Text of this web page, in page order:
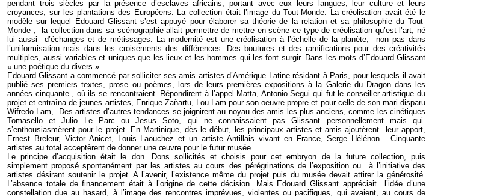
pendant trois siècles par la présence d’esclaves africains, portant avec eux leurs langues, leur culture et leurs
croyances, sur les plantations des Européens. La collection était l’image du Tout-Monde. La créolisation avait été le
modèle sur lequel Edouard Glissant s’est appuyé pour élaborer sa théorie de la relation et sa philosophie du Tout-
Monde ; la collection dans sa scénographie allait permettre de mettre en scène ce type de créolisation qu’est l’art, né
lui aussi d’échanges et de métissages. La modernité est une créolisation à l’échelle de la planète, non pas dans
l’uniformisation mais dans les croisements des différences. Des boutures et des ramifications pour des créativités
multiples, aussi variables et uniques que les lieux et les hommes qui les font surgir. Dans les mots d’Edouard Glissant
« une poétique du divers ».
Edouard Glissant a commencé par solliciter ses amis artistes d’Amérique Latine résidant à Paris, pour lesquels il avait
publié ses premiers textes, prose ou poèmes, lors de leurs premières expositions à la Galerie du Dragon dans les
années cinquante , où ils se rencontraient. Répondirent à l’appel Matta, Antonio Segui qui fut le conseiller artistique du
projet et entraîna de jeunes artistes, Enrique Zañartu, Lou Lam pour son oeuvre propre et pour celle de son mari disparu
Wifredo Lam,. Des artistes d’autres tendances se joignirent au noyau des amis les plus anciens, comme les cinétiques
Tomasello et Julio Le Parc ou Jesus Soto, qui ne connaissaient pas Glissant personnellement mais qui
s’enthousiasmèrent pour le projet. En Martinique, dès le début, les principaux artistes et amis ajoutèrent leur apport,
Ernest Breleur, Victor Anicet, Louis Laouchez et un artiste Antillais vivant en France, Serge Hélénon. Cinquante
artistes au total acceptèrent de donner une œuvre pour le futur musée.
Le principe d’acquisition était le don. Dons sollicités et choisis pour cet embryon de la future collection, puis
simplement proposé spontanément par les artistes au cours des pérégrinations de l’exposition ou à l’initiative des
artistes désirant soutenir le projet. A l’avenir, l’existence même du projet puis du musée devait attirer la générosité.
L’absence totale de financement était à l’origine de cette décision. Mais Edouard Glissant appréciait l’idée d’une
constellation due au hasard, à l’image des rencontres imprévues, violentes ou pacifiques, qui avaient, au cours de